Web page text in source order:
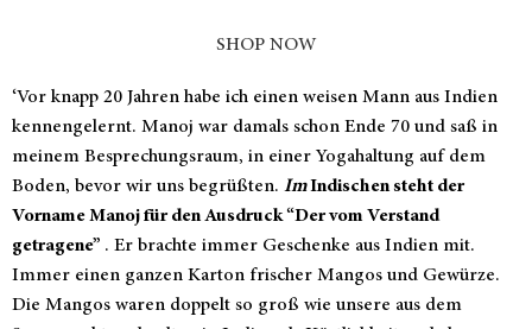
‘Vor knapp 20 Jahren habe ich einen weisen Mann aus Indien
kennengelernt. Manoj war damals schon Ende 70 und saß in
meinem Besprechungsraum, in einer Yogahaltung auf dem
Boden, bevor wir uns begrüßten. ImIndischen steht der
Vorname Manoj für den Ausdruck “Der vom Verstand
getragene” . Er brachte immer Geschenke aus Indien mit.
Immer einen ganzen Karton frischer Mangos und Gewürze.
Die Mangos waren doppelt so groß wie unsere aus dem
SHOP NOW